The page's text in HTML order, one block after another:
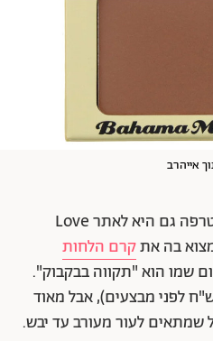
חברת פילוסופי המעולה הצטרפה גם היא לאתר Love
קרם הלחות
שמו הוא "תקווה בבקבוק".
במוצר לא זול (כ-140 ש"ח לפני מבצעים), אבל מאוד
בגודל יפה של 60 מ"ל שמתאים לעור מעורב עד יבש.